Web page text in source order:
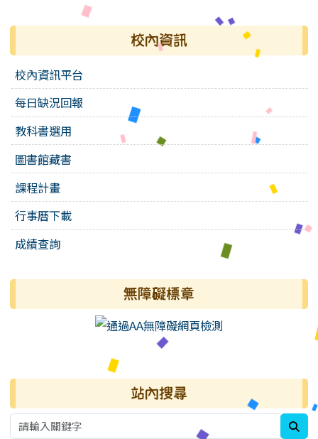
校內資訊
校內資訊平台
每日缺況回報
教科書選用
圖書館藏書
課程計畫
行事曆下載
成績查詢
無障礙標章
右邊區域內容 站內搜尋